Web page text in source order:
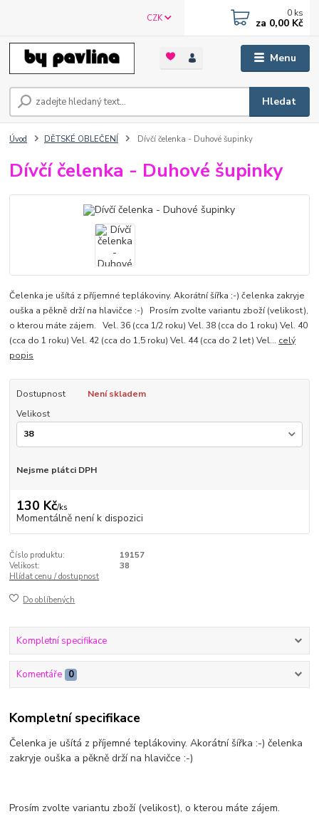
Menu
CZK
Hledat
0 ks
za 0,00 Kč
Úvod DĚTSKÉ OBLEČENÍ Dívčí čelenka - Duhové šupinky
Dívčí čelenka - Duhové šupinky
Čelenka je ušítá z příjemné teplákoviny. Akorátní šířka :-) čelenka zakryje
ouška a pěkně drží na hlavičce :-) Prosím zvolte variantu zboží (velikost),
o kterou máte zájem. Vel. 36 (cca 1/2 roku) Vel. 38 (cca do 1 roku) Vel. 40
(cca do 1 roku) Vel. 42 (cca do 1,5 roku) Vel. 44 (cca do 2 let) Vel... celý
popis
Dostupnost
Není skladem
Velikost
Nejsme plátci DPH
130 Kč/ks
Momentálně není k dispozici
Číslo produktu:
19157
Velikost:
38
Hlídat cenu / dostupnost
Do oblíbených
Kompletní specifikace
Komentáře 0
Kompletní specifikace
Čelenka je ušítá z příjemné teplákoviny. Akorátní šířka :-) čelenka
zakryje ouška a pěkně drží na hlavičce :-)
Prosím zvolte variantu zboží (velikost), o kterou máte zájem.